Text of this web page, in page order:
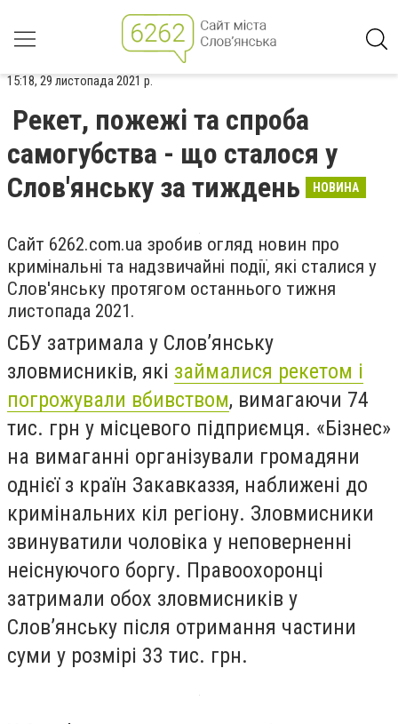
15:18, 29 листопада 2021 р.
Рекет, пожежі та спроба
самогубства - що сталося у
Слов'янську за тиждень
НОВИНА
Сайт 6262.com.ua зробив огляд новин про
кримінальні та надзвичайні події, які сталися у
Слов'янську протягом останнього тижня
листопада 2021.
СБУ затримала у Слов’янську
зловмисників, які займалися рекетом і
погрожували вбивством, вимагаючи 74
тис. грн у місцевого підприємця. «Бізнес»
на вимаганні організували громадяни
однієї з країн Закавказзя, наближені до
кримінальних кіл регіону. Зловмисники
звинуватили чоловіка у неповерненні
неіснуючого боргу. Правоохоронці
затримали обох зловмисників у
Слов’янську після отримання частини
суми у розмірі 33 тис. грн.